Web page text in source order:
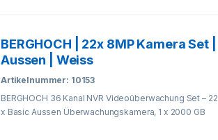
BERGHOCH | 22x 8MP Kamera Set |
Aussen | Weiss
Artikelnummer: 10153
BERGHOCH 36 Kanal NVR Videoüberwachung Set – 22
x Basic Aussen Überwachungskamera, 1 x 2000 GB